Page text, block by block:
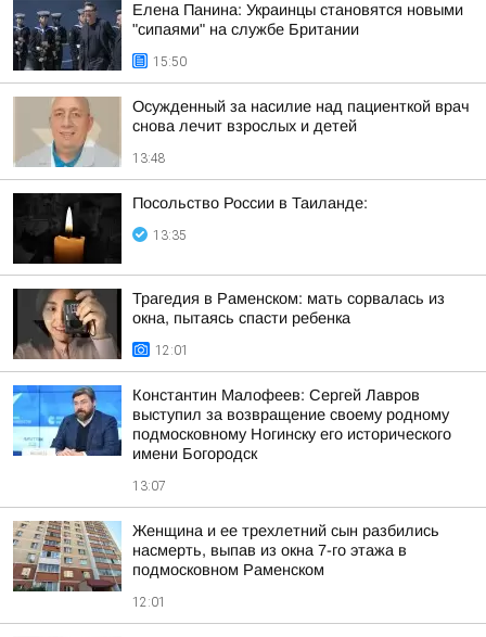
Елена Панина: Украинцы становятся новыми
"сипаями" на службе Британии
15:50
Осужденный за насилие над пациенткой врач
снова лечит взрослых и детей
13:48
Посольство России в Таиланде:
13:35
Трагедия в Раменском: мать сорвалась из
окна, пытаясь спасти ребенка
12:01
Константин Малофеев: Сергей Лавров
выступил за возвращение своему родному
подмосковному Ногинску его исторического
имени Богородск
13:07
Женщина и ее трехлетний сын разбились
насмерть, выпав из окна 7-го этажа в
подмосковном Раменском
12:01